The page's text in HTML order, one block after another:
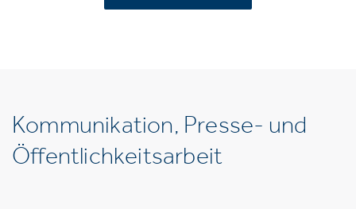
Kommunikation, Presse- und
Öffentlichkeitsarbeit